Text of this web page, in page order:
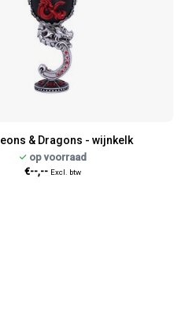
& Dragons - wijnkelk
op voorraad
€--,-- Excl. btw